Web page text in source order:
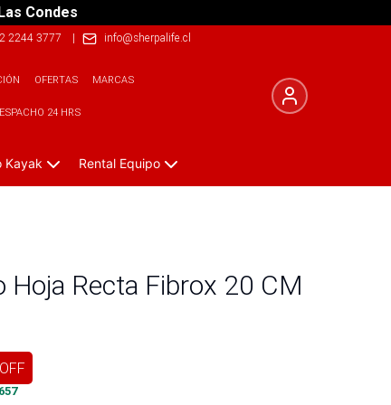
Condes
2244 3777 | info@sherpalife.cl
OFERTAS MARCAS
24 HRS
Kayak Rental Equipo
Hoja Recta Fibrox 20 CM